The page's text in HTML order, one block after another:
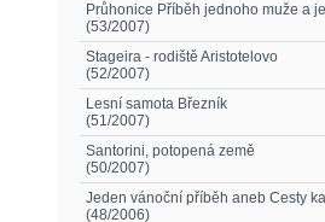
Průhonice Příběh jednoho muže a
(53/2007)
Stageira - rodiště Aristotelovo
(52/2007)
Lesní samota Březník
(51/2007)
Santorini, potopená země
(50/2007)
Jeden vánoční příběh aneb Cesty
(48/2006)